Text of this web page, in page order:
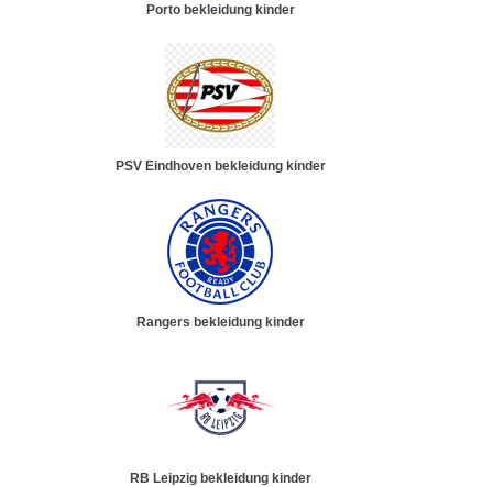
Porto bekleidung kinder
PSV Eindhoven bekleidung kinder
Rangers bekleidung kinder
RB Leipzig bekleidung kinder